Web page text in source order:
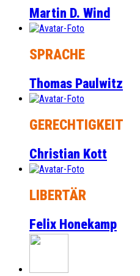
Martin D. Wind
SPRACHE
Thomas Paulwitz
GERECHTIGKEIT
Christian Kott
LIBERTÄR
Felix Honekamp